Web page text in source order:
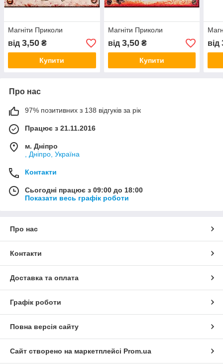
Магніти Приколи
від 3,50 ₴
Купити
Магніти Приколи
від 3,50₴
Купити
від
Про нас
97% позитивних з 138 відгуків за рік
Працює з 21.11.2016
м. Дніпро
, Дніпро, Україна
Контакти
Сьогодні працює з 09:00 до 18:00
Показати весь графік роботи
Про нас
Контакти
Доставка та оплата
Графік роботи
Повна версія сайту
Сайт створено на маркетплейсі Prom.ua